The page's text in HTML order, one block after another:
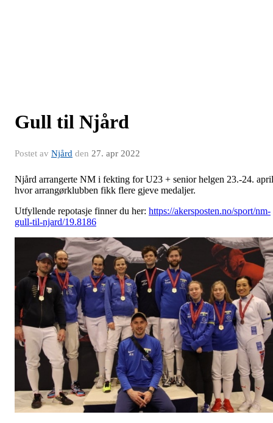
Gull til Njård
Postet av Njård den 27. apr 2022
Njård arrangerte NM i fekting for U23 + senior helgen 23.-24. april
hvor arrangørklubben fikk flere gjeve medaljer.
Utfyllende repotasje finner du her: https://akersposten.no/sport/nm-
gull-til-njard/19.8186